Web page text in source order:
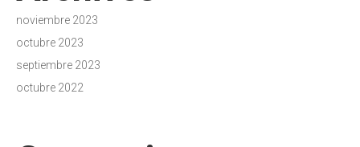
noviembre 2023
octubre 2023
septiembre 2023
octubre 2022